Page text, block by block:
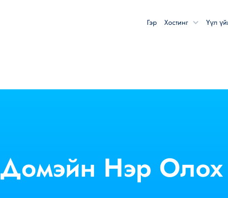
Гэр Хостинг Үүл
Домэйн Нэр Олох